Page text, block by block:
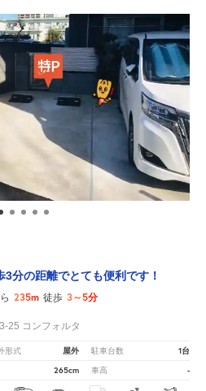
分の距離でとても便利です！
235m 徒歩 3～5分
25 コンフォルタ
形式 屋外 駐車台数 1台
265cm 車高 -